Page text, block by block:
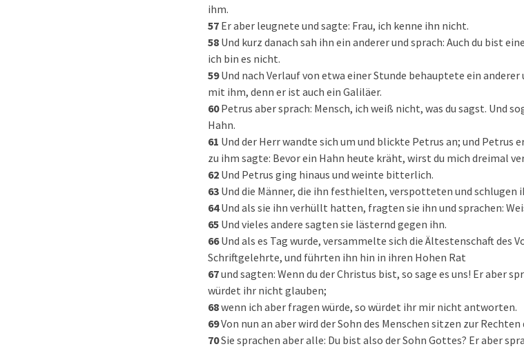
ihm.
57 Er aber leugnete und sagte: Frau, ich kenne ihn nicht.
58 Und kurz danach sah ihn ein anderer und sprach: Auch du bist
ich bin es nicht.
59Und nach Verlauf von etwa einer Stunde behauptete ein
mit ihm, denn er ist auch ein Galiläer.
60Petrus aber sprach: Mensch, ich weiß nicht, was du sagst. Und
Hahn.
61 Und der Herr wandte sich um und blickte Petrus an; und Petrus
zu ihm sagte: Bevor ein Hahn heute kräht, wirst du mich dreimal
62 Und Petrus ging hinaus und weinte bitterlich.
63 Und die Männer, die ihn festhielten, verspotteten und schlugen
64Und als sie ihn verhüllt hatten, fragten sie ihn und sprachen:
65 Und vieles andere sagten sie lästernd gegen ihn.
66Und als es Tag wurde, versammelte sich die Ältestenschaft des
Schriftgelehrte, und führten ihn hin in ihren Hohen Rat
67und sagten: Wenn du der Christus bist, so sage es uns! Er aber
würdet ihr nicht glauben;
68wenn ich aber fragen würde, so würdet ihr mir nicht antworten.
69Von nun an aber wird der Sohn des Menschen sitzen zur
70Sie sprachen aber alle: Du bist also der Sohn Gottes? Er aber